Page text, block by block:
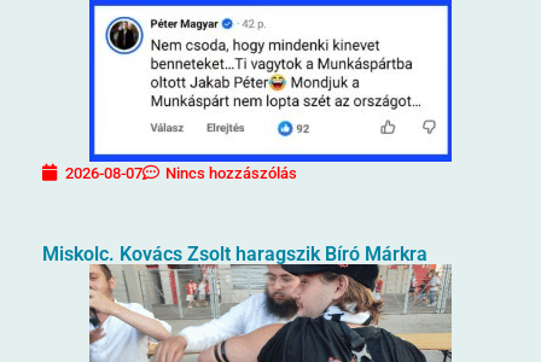
2026-08-07 Nincs hozzászólás
Miskolc. Kovács Zsolt haragszik Bíró Márkra